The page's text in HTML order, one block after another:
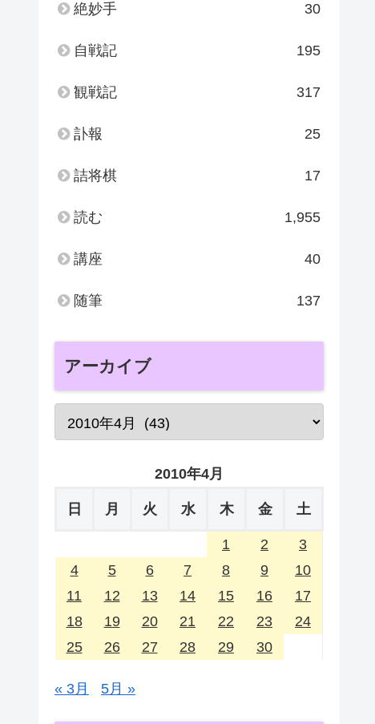
絶妙手 30
自戦記 195
観戦記 317
訃報 25
詰将棋 17
読む 1,955
講座 40
随筆 137
アーカイブ
2010年4月
日 月 火 水 木 金 土
1 2
3
4
5 6 7 8 9
10
11
12 13 14 15 16
17
18
19 20 21 22 23
24
25
26 27 28 29 30
« 3月 5月 »